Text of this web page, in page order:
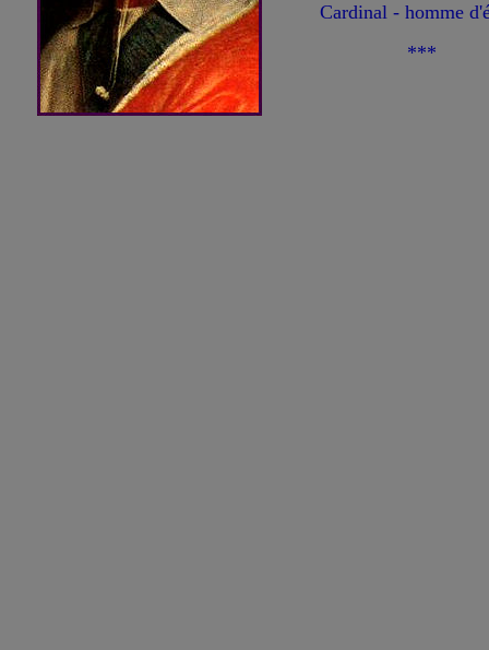
Cardinal - homme
***